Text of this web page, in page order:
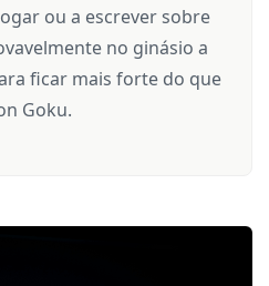
ou a escrever sobre
no ginásio a
ficar mais forte do que
Goku.